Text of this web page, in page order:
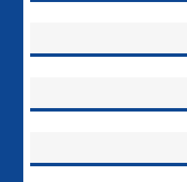
הצוות שלנו
שירותי תמיכה
לכל מוצרי היצרן